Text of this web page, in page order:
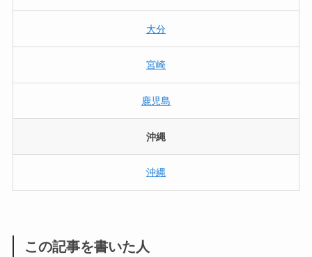
大分
宮崎
鹿児島
沖縄
沖縄
この記事を書いた人